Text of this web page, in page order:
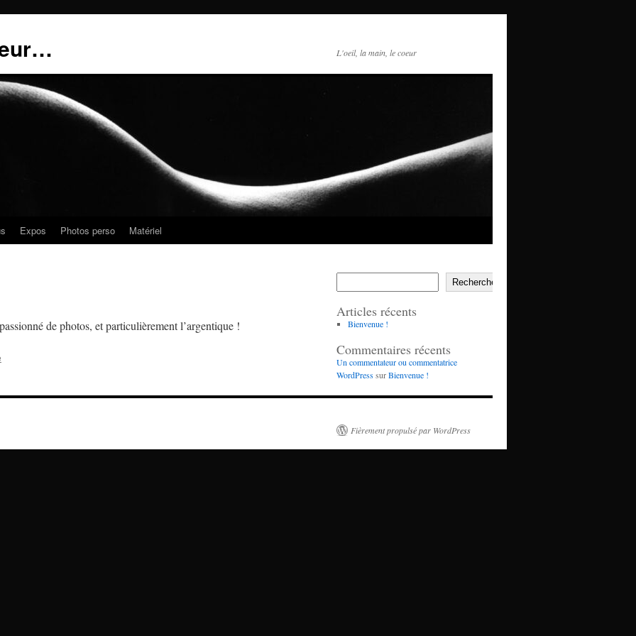
L'oeil, la main, le coeur
Expos Photos perso Matériel
de photos, et particulièrement l’argentique !
Rechercher
Articles récents
Bienvenue !
Commentaires récents
Un commentateur ou commentatrice
WordPresssurBienvenue !
Fièrement propulsé par WordPress